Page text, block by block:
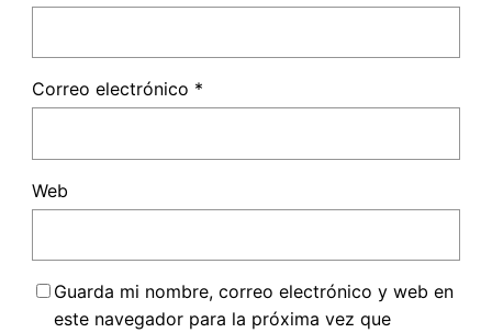
Correo electrónico *
Web
Guarda mi nombre, correo electrónico y web en
este navegador para la próxima vez que